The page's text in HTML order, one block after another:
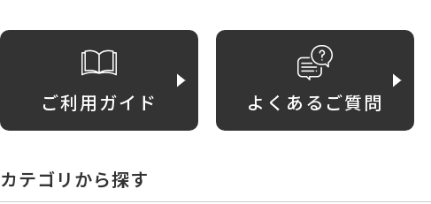
ご利用ガイド よくあるご質問
カテゴリから探す